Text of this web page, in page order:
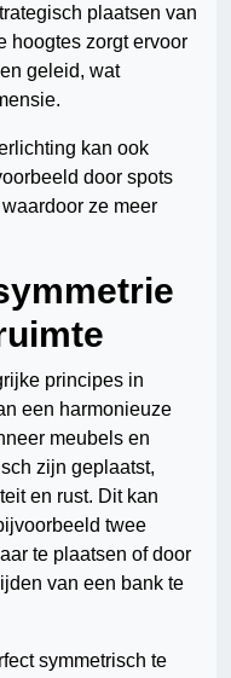
plaatsen van
hoogtes zorgt ervoor
geleid, wat
kan ook
door spots
ze meer
principes in
een harmonieuze
meubels en
zijn geplaatst,
en rust. Dit kan
twee
te plaatsen of door
van een bank te
symmetrisch te